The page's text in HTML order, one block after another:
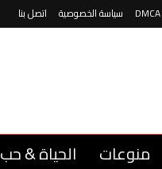
سياسة الخصوصية اتصل بنا
منوعات الحياة & حب